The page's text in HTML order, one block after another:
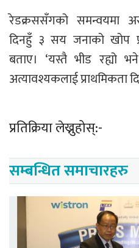
रेडक्रससँगको समन्वयमा
दिनहुँ ३ सय जनाको खोप
बताए। ‘यस्तै भीड रह्यो
अत्यावश्यकलाई प्राथमिकता
प्रतिक्रिया लेख्नुहोस्:-
सम्बन्धित समाचारहरु